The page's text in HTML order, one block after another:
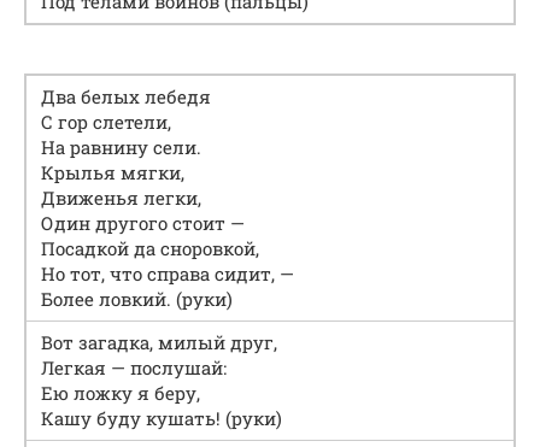
Два белых лебедя
С гор слетели,
На равнину сели.
Крылья мягки,
Движенья легки,
Один другого стоит —
Посадкой да сноровкой,
Но тот, что справа сидит, —
Более ловкий. (руки)
Вот загадка, милый друг,
Легкая — послушай:
Ею ложку я беру,
Кашу буду кушать! (руки)